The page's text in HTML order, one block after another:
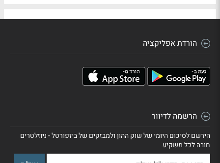
הורדת אפליקציה
הרשמה לדיוור
הירשם לסיכום היומי של שוק ההון ולמבזקים של ביזפורטל - ניוזלטרים
חובה לכל משקיע